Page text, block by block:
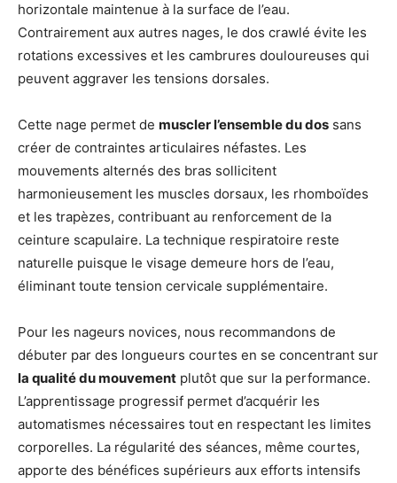
horizontale maintenue à la surface de l’eau.
Contrairement aux autres nages, le dos crawlé évite les
rotations excessives et les cambrures douloureuses qui
peuvent aggraver les tensions dorsales.
Cette nage permet de muscler l’ensemble du dos sans
créer de contraintes articulaires néfastes. Les
mouvements alternés des bras sollicitent
harmonieusement les muscles dorsaux, les rhomboïdes
et les trapèzes, contribuant au renforcement de la
ceinture scapulaire. La technique respiratoire reste
naturelle puisque le visage demeure hors de l’eau,
éliminant toute tension cervicale supplémentaire.
Pour les nageurs novices, nous recommandons de
débuter par des longueurs courtes en se concentrant sur
la qualité du mouvement plutôt que sur la performance.
L’apprentissage progressif permet d’acquérir les
automatismes nécessaires tout en respectant les limites
corporelles. La régularité des séances, même courtes,
apporte des bénéfices supérieurs aux efforts intensifs